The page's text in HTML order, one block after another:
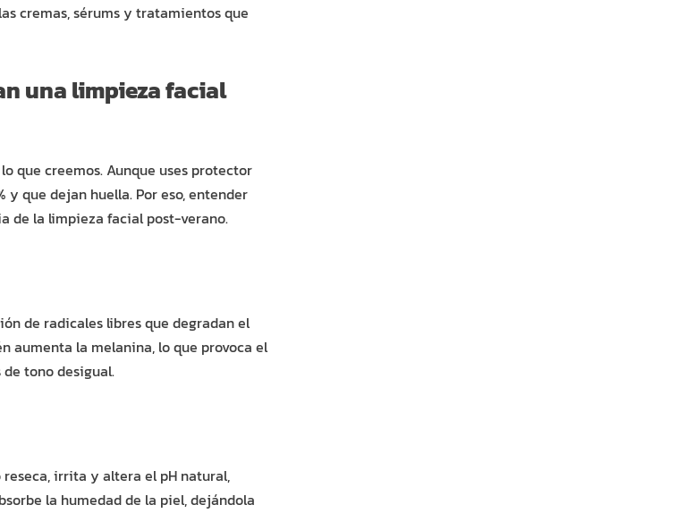
cremas, sérums y tratamientos que
una limpieza facial
que creemos. Aunque uses protector
y que dejan huella. Por eso, entender
de la limpieza facial post-verano.
de radicales libres que degradan el
aumenta la melanina, lo que provoca el
tono desigual.
irrita y altera el pH natural,
la humedad de la piel, dejándola